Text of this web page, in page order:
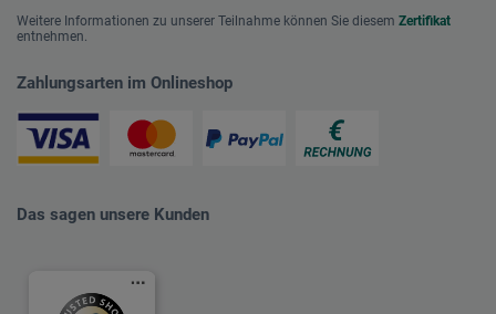
Weitere Informationen zu unserer Teilnahme können Sie diesem Zertifikat
entnehmen.
Zahlungsarten im Onlineshop
Das sagen unsere Kunden